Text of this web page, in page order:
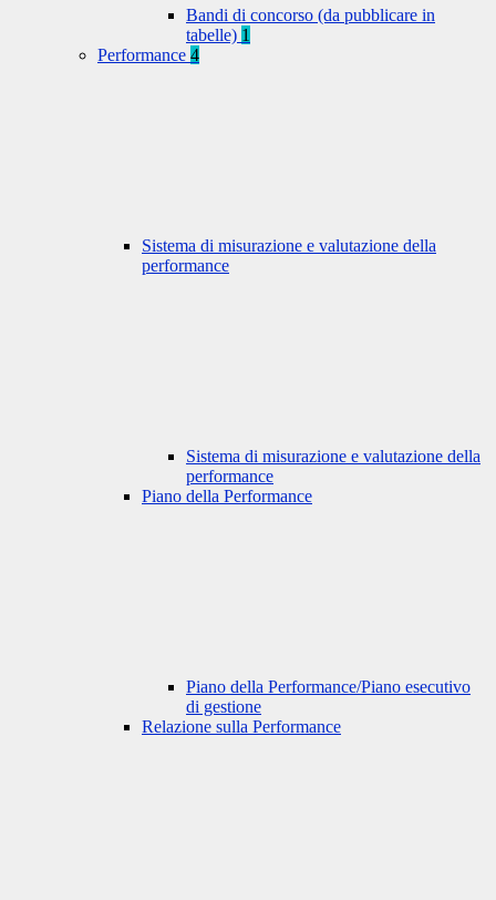
Bandi di concorso (da pubblicare in
tabelle) 1
Performance 4
Sistema di misurazione e valutazione della
performance
Sistema di misurazione e valutazione della
performance
Piano della Performance
Piano della Performance/Piano esecutivo
di gestione
Relazione sulla Performance